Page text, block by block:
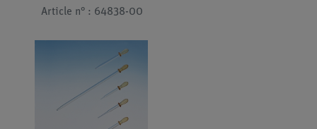
Article n° : 64838-00